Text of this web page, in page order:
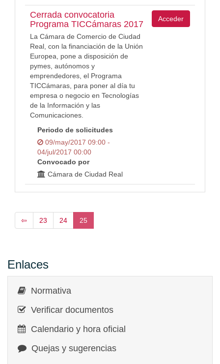
Cerrada convocatoria
Programa TICCámaras 2017
La Cámara de Comercio de Ciudad
Real, con la financiación de la Unión
Europea, pone a disposición de
pymes, autónomos y
emprendedores, el Programa
TICCámaras, para poner al día tu
empresa o negocio en Tecnologías
de la Información y las
Comunicaciones.
Periodo de solicitudes
09/may/2017 09:00 -
04/jul/2017 00:00
Convocado por
Cámara de Ciudad Real
Acceder
⇦ 23 24 25
Enlaces
Normativa
Verificar documentos
Calendario y hora oficial
Quejas y sugerencias